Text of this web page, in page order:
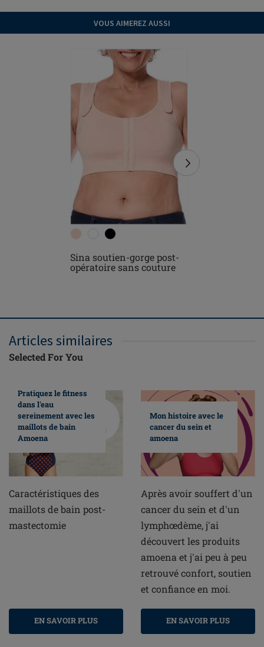
VOUS AIMEREZ AUSSI
Sina soutien-gorge post-
opératoire sans couture
Articles similaires
Selected For You
Pratiquez le fitness
dans l'eau
sereinement avec les
maillots de bain
Amoena
Caractéristiques des
maillots de bain post-
mastectomie
EN SAVOIR PLUS
Mon histoire avec le
cancer du sein et
amoena
Après avoir souffert d'un
cancer du sein et d'un
lymphœdème, j'ai
découvert les produits
amoena et j'ai peu à peu
retrouvé confort, soutien
et confiance en moi.
EN SAVOIR PLUS